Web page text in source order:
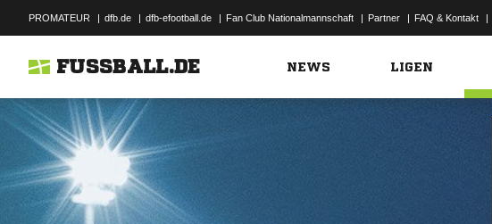
PROMATEUR | dfb.de | dfb-efootball.de | Fan Club Nationalmannschaft | Partner | FAQ & Kontakt |
FUSSBALL.DE NEWS LIGEN